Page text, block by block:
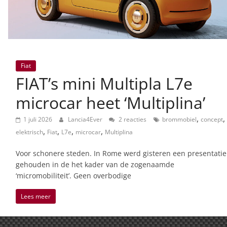
Fiat
FIAT’s mini Multipla L7e
microcar heet ‘Multiplina’
1 juli 2026 Lancia4Ever 2 reacties brommobiel, concept,
elektrisch, Fiat, L7e, microcar, Multiplina
Voor schonere steden. In Rome werd gisteren een presentatie
gehouden in de het kader van de zogenaamde
‘micromobiliteit’. Geen overbodige
Lees meer